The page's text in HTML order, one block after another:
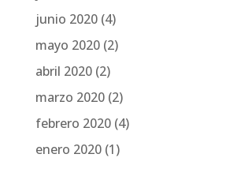
junio 2020(4)
mayo 2020(2)
abril 2020(2)
marzo 2020(2)
febrero 2020(4)
enero 2020(1)